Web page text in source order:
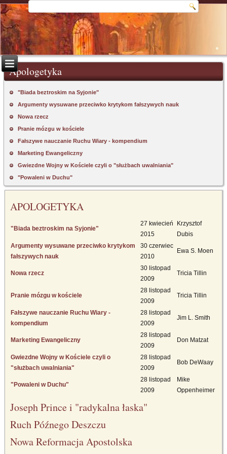
Apologetyka
"Biada beztroskim na Syjonie"
Argumenty wysuwane przeciwko krytykom fałszywych nauk
Nowa rzecz
Pranie mózgu w kościele
Fałszywe nauczanie Ruchu Wiary - kompendium
Marketing Ewangeliczny
Gwiezdne Wojny w Kościele czyli o "służbach uwalniania"
"Powaleni w Duchu"
APOLOGETYKA
"Biada beztroskim na Syjonie"
27 kwiecień
2015
Krzysztof
Dubis
Argumenty wysuwane przeciwko krytykom
fałszywych nauk
30 czerwiec
2010
Ewa S. Moen
Nowa rzecz
30 listopad
2009
Tricia Tillin
Pranie mózgu w kościele
28 listopad
2009
Tricia Tillin
Fałszywe nauczanie Ruchu Wiary -
kompendium
28 listopad
2009
Jim L. Smith
Marketing Ewangeliczny
28 listopad
2009
Don Matzat
Gwiezdne Wojny w Kościele czyli o
"służbach uwalniania"
28 listopad
2009
Bob DeWaay
"Powaleni w Duchu"
28 listopad
2009
Mike
Oppenheimer
Joseph Prince i "radykalna łaska"
Ruch Późnego Deszczu
Nowa Reformacja Apostolska